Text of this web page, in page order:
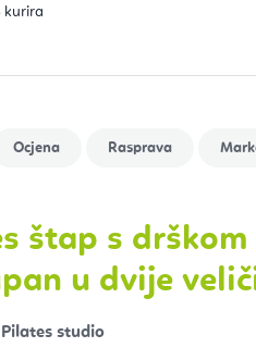
kurira
štap s
u dvije
studio